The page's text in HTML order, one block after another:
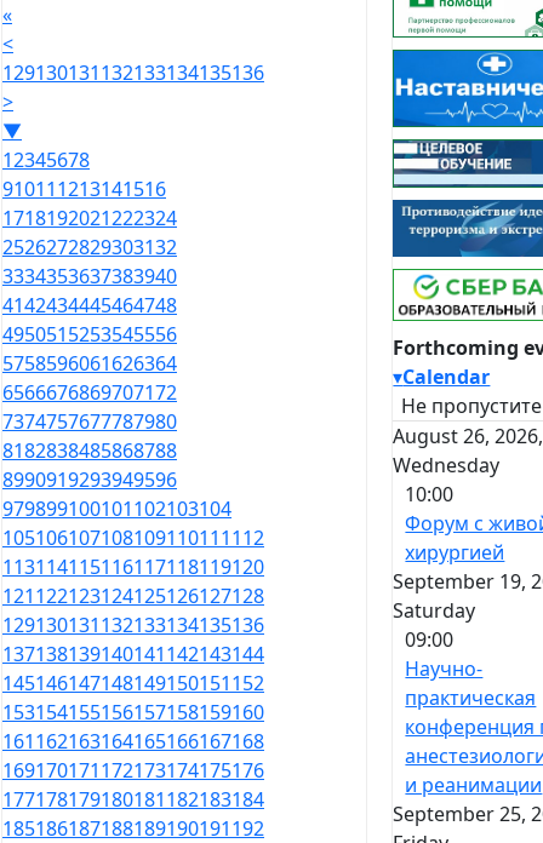
«
<
129130131132133134135136
>
▼
12345678
910111213141516
1718192021222324
2526272829303132
3334353637383940
4142434445464748
4950515253545556
5758596061626364
6566676869707172
7374757677787980
8182838485868788
8990919293949596
979899100101102103104
105106107108109110111112
113114115116117118119120
121122123124125126127128
129130131132133134135136
137138139140141142143144
145146147148149150151152
153154155156157158159160
161162163164165166167168
169170171172173174175176
177178179180181182183184
185186187188189190191192
Forthcoming
▾Calendar
Не
August 26, 2026,
Wednesday
10:00
Форум с
хирургией
September 19,
Saturday
09:00
Научно-
практическая
конференция
и реанимации
September 25,